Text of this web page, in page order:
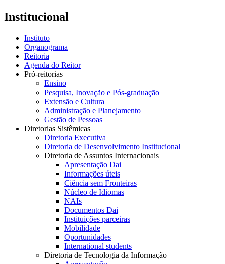
Institucional
Instituto
Organograma
Reitoria
Agenda do Reitor
Pró-reitorias
Ensino
Pesquisa, Inovação e Pós-graduação
Extensão e Cultura
Administração e Planejamento
Gestão de Pessoas
Diretorias Sistêmicas
Diretoria Executiva
Diretoria de Desenvolvimento Institucional
Diretoria de Assuntos Internacionais
Apresentação Dai
Informações úteis
Ciência sem Fronteiras
Núcleo de Idiomas
NAIs
Documentos Dai
Instituições parceiras
Mobilidade
Oportunidades
International students
Diretoria de Tecnologia da Informação